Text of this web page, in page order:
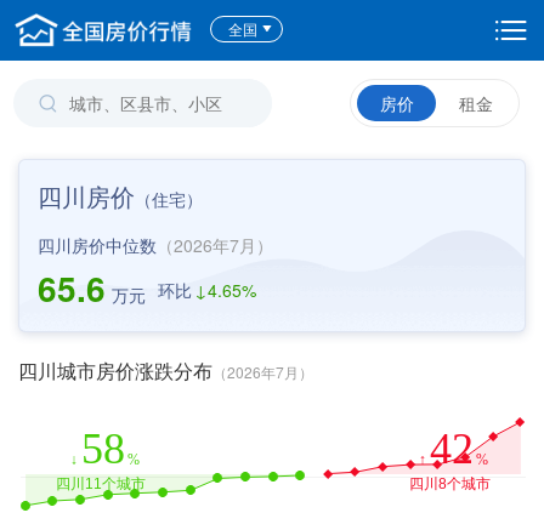
全国
房价 租金
四川房价 （住宅）
四川房价中位数 （2026年7月）
65.6 万元 环比 ↓4.65%
四川城市房价涨跌分布 （2026年7月）
↓ 58 %
四川11个城市
↑ 42%
四川8个城市